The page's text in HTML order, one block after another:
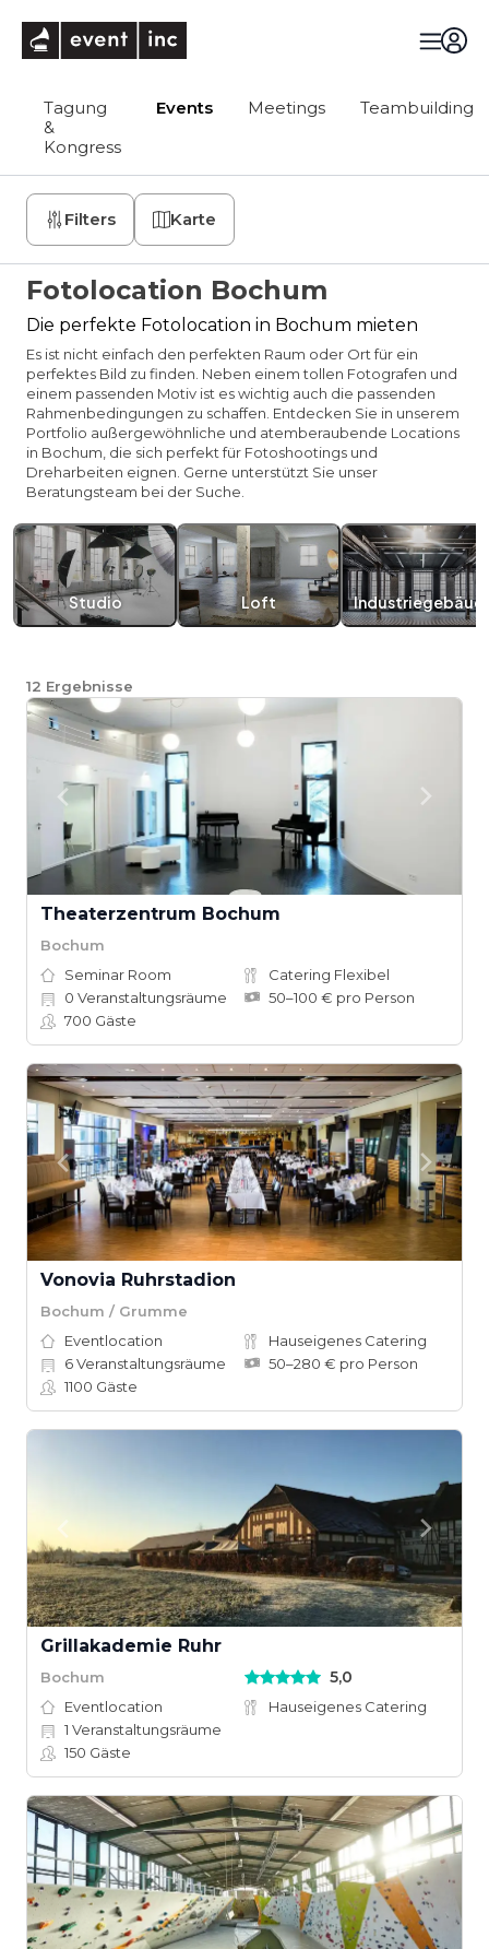
Tagung
&
Kongress
Events Meetings Teambuilding
Filters Karte
Fotolocation Bochum
Die perfekte Fotolocation in Bochum mieten
Es ist nicht einfach den perfekten Raum oder Ort für ein
perfektes Bild zu finden. Neben einem tollen Fotografen und
einem passenden Motiv ist es wichtig auch die passenden
Rahmenbedingungen zu schaffen. Entdecken Sie in unserem
Portfolio außergewöhnliche und atemberaubende Locations
in Bochum, die sich perfekt für Fotoshootings und
Dreharbeiten eignen. Gerne unterstützt Sie unser
Beratungsteam bei der Suche.
Studio Loft
12 Ergebnisse
Theaterzentrum Bochum
Bochum
Seminar Room
Catering Flexibel
0 Veranstaltungsräume
50–100 € pro Person
700 Gäste
Vonovia Ruhrstadion
Bochum / Grumme
Eventlocation
Hauseigenes Catering
6Veranstaltungsräume
50–280 € pro Person
1100 Gäste
Grillakademie Ruhr
Bochum 5,0
Eventlocation
Hauseigenes Catering
1 Veranstaltungsräume
150 Gäste